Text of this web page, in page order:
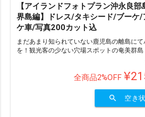
【アイランドフォトプラン沖永良
界島編】ドレス/タキシード/ブーケ/
ケ車/写真200カット込
まだあまり知られていない鹿児島の離島に
を！観光客の少ない穴場スポットの奄美群島
全商品2%OFF
search 空き